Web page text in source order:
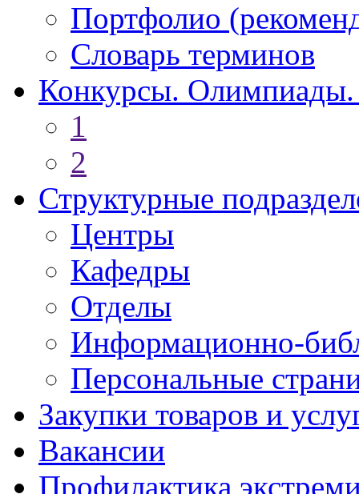
Портфолио
Словарь терминов
Конкурсы.
1
2
Структурные
Центры
Кафедры
Отделы
Информационно-
Персональные
Закупки товаров и
Вакансии
Профилактика